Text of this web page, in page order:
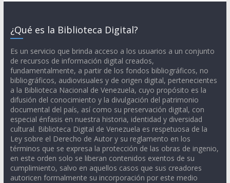
¿Qué es la Biblioteca Digital?
Es un servicio que brinda acceso a los usuarios a un conjunto
de recursos de información digital creados,
fundamentalmente, a partir de los fondos bibliográficos, no
bibliográficos, audiovisuales y de origen digital, pertenecientes
a la Biblioteca Nacional de Venezuela, cuyo propósito es la
difusión del conocimiento y la divulgación del patrimonio
documental del país, así como su preservación digital, con
especial énfasis en nuestra historia, identidad y diversidad
cultural. Biblioteca Digital de Venezuela es respetuosa de la
Ley sobre el Derecho de Autor y su reglamento en los
términos que se expresa la protección de las obras de ingenio,
en este orden solo se liberan contenidos exentos de su
cumplimiento, salvo en aquellos casos que sus creadores
autoricen formalmente su incorporación por este medio